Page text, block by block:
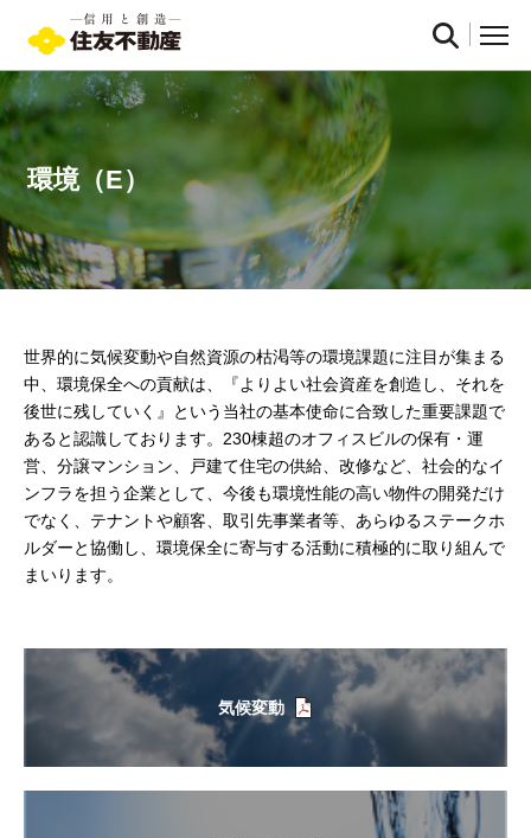
環境（E）
世界的に気候変動や自然資源の枯渇等の環境課題に注目が集まる
中、環境保全への貢献は、『よりよい社会資産を創造し、それを
後世に残していく』という当社の基本使命に合致した重要課題で
あると認識しております。230棟超のオフィスビルの保有・運
営、分譲マンション、戸建て住宅の供給、改修など、社会的なイ
ンフラを担う企業として、今後も環境性能の高い物件の開発だけ
でなく、テナントや顧客、取引先事業者等、あらゆるステークホ
ルダーと協働し、環境保全に寄与する活動に積極的に取り組んで
まいります。
気候変動